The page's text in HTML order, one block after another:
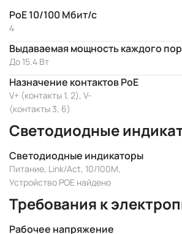
PoE 10/100 Мбит/с
4
Выдаваемая мощность каждого
До 15.4 Вт
Назначение контактов PoE
V+ (контакты 1, 2), V-
(контакты 3, 6)
Светодиодные
Светодиодные индикаторы
Питание, Link/Act, 10/100M,
Устройство POE найдено
Требования к
Рабочее напряжение